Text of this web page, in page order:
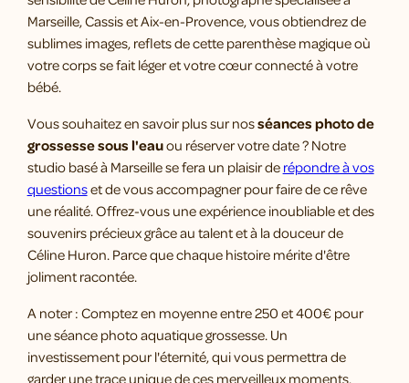
Marseille, Cassis et Aix-en-Provence, vous obtiendrez de
sublimes images, reflets de cette parenthèse magique où
votre corps se fait léger et votre cœur connecté à votre
bébé.
Vous souhaitez en savoir plus sur nosséances photo de
grossesse sous l'eauou réserver votre date ? Notre
studio basé à Marseille se fera un plaisir de répondre à vos
questionset de vous accompagner pour faire de ce rêve
une réalité. Offrez-vous une expérience inoubliable et des
souvenirs précieux grâce au talent et à la douceur de
Céline Huron. Parce que chaque histoire mérite d'être
joliment racontée.
A noter : Comptez en moyenne entre 250 et 400€ pour
une séance photo aquatique grossesse. Un
investissement pour l'éternité, qui vous permettra de
garder une trace unique de ces merveilleux moments.